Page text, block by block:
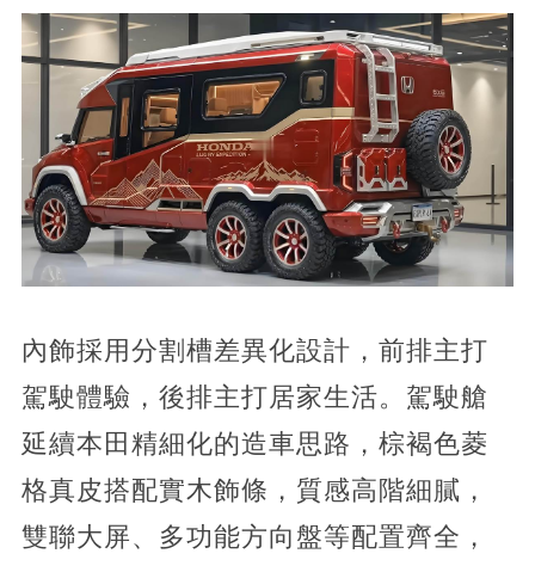
內飾採用分割槽差異化設計，前排主打
駕駛體驗，後排主打居家生活。駕駛艙
延續本田精細化的造車思路，棕褐色菱
格真皮搭配實木飾條，質感高階細膩，
雙聯大屏、多功能方向盤等配置齊全，